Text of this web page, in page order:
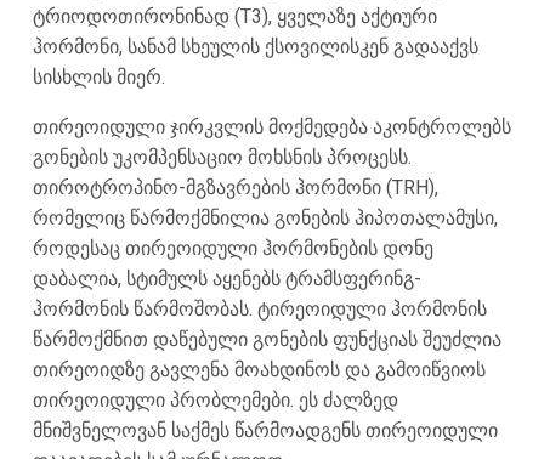
ტრიოდოთირონინად (T3), ყველაზე აქტიური
ჰორმონი, სანამ სხეულის ქსოვილისკენ გადააქვს
სისხლის მიერ.
თირეოიდული ჯირკვლის მოქმედება აკონტროლებს
გონების უკომპენსაციო მოხსნის პროცესს.
თიროტროპინო-მგზავრების ჰორმონი (TRH),
რომელიც წარმოქმნილია გონების ჰიპოთალამუსი,
როდესაც თირეოიდული ჰორმონების დონე
დაბალია, სტიმულს აყენებს ტრამსფერინგ-
ჰორმონის წარმოშობას. ტირეოიდული ჰორმონის
წარმოქმნით დაწებული გონების ფუნქციას შეუძლია
თირეოიდზე გავლენა მოახდინოს და გამოიწვიოს
თირეოიდული პრობლემები. ეს ძალზედ
მნიშვნელოვან საქმეს წარმოადგენს თირეოიდული